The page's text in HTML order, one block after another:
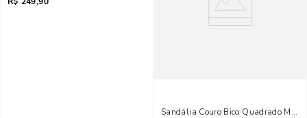
Sandália Couro Bico Quadrado